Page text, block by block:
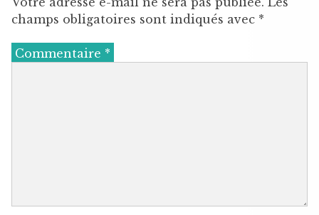
champs obligatoires sont indiqués avec *
Commentaire *